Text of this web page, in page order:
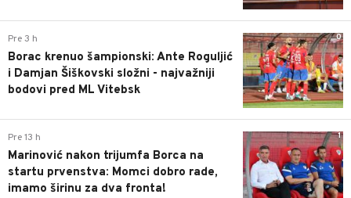
0
Pre 3 h
Borac krenuo šampionski: Ante Roguljić
i Damjan Šiškovski složni - najvažniji
bodovi pred ML Vitebsk
1
Pre 13 h
Marinović nakon trijumfa Borca na
startu prvenstva: Momci dobro rade,
imamo širinu za dva fronta!